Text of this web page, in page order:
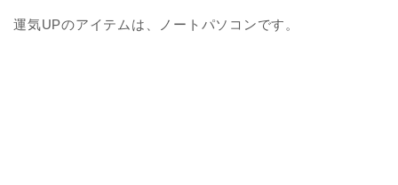
運気UPのアイテムは、ノートパソコンです。